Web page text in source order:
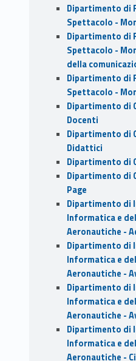
Dipartimento di
Spettacolo -
Dipartimento di
Spettacolo -
della
Dipartimento di
Spettacolo -
Dipartimento di
Docenti
Dipartimento di
Didattici
Dipartimento di
Dipartimento di
Page
Dipartimento di
Informatica e
Aeronautiche -
Dipartimento di
Informatica e
Aeronautiche -
Dipartimento di
Informatica e
Aeronautiche -
Dipartimento di
Informatica e
Aeronautiche -